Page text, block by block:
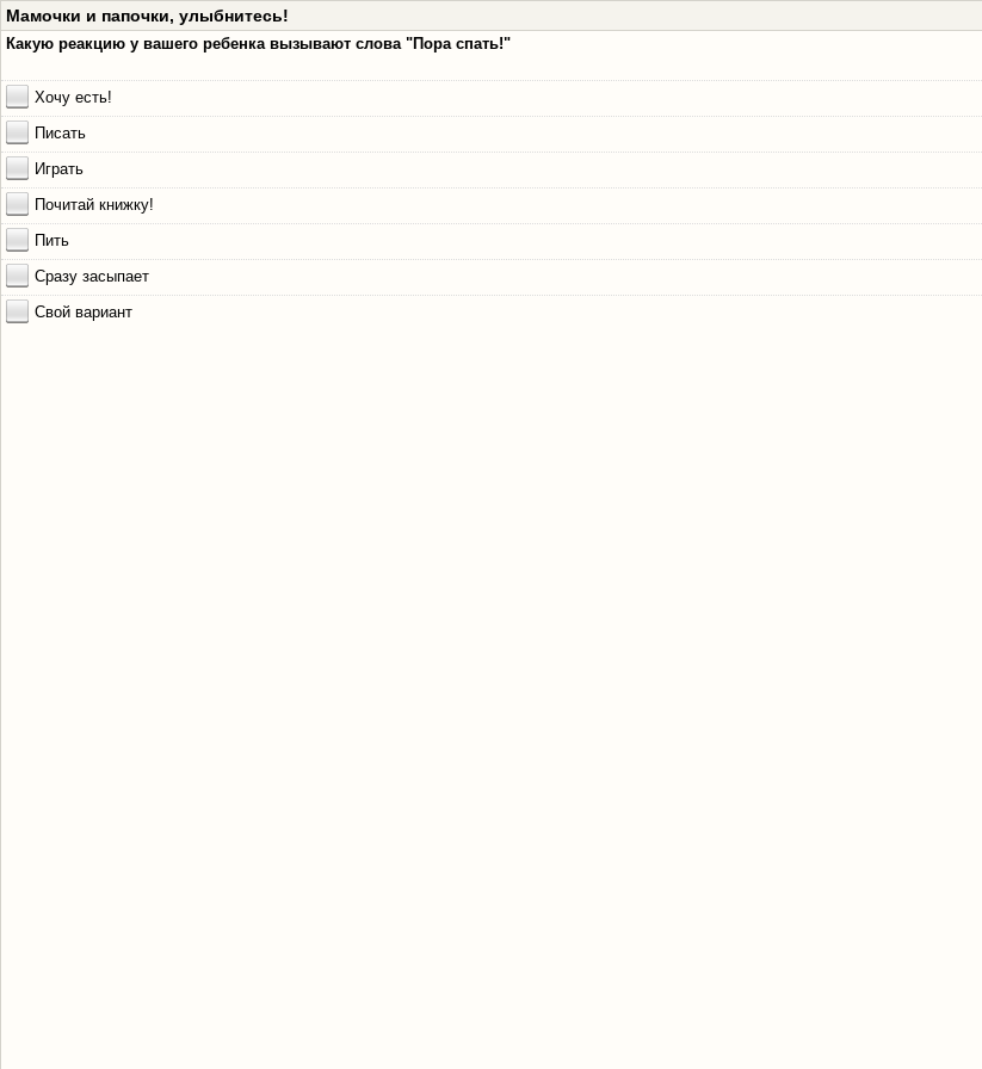
Мамочки и папочки, улыбнитесь!
Какую реакцию у вашего ребенка вызывают слова "Пора спать!"
Хочу есть!
Писать
Играть
Почитай книжку!
Пить
Сразу засыпает
Свой вариант